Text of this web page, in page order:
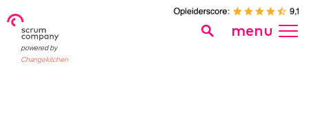
powered by
Changekitchen
menu